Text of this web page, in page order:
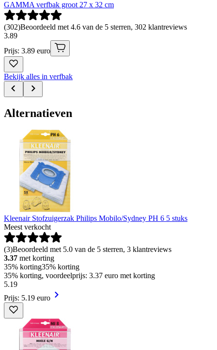
GAMMA verfbak groot 27 x 32 cm
(302)Beoordeeld met 4.6 van de 5 sterren, 302 klantreviews
3.89
Prijs: 3.89 euro
Bekijk alles in verfbak
Alternatieven
Kleenair Stofzuigerzak Philips Mobilo/Sydney PH 6 5 stuks
Meest verkocht
(3)Beoordeeld met 5.0 van de 5 sterren, 3 klantreviews
3.37 met korting
35% korting35% korting
35% korting, voordeelprijs: 3.37 euro met korting
5.19
Prijs: 5.19 euro